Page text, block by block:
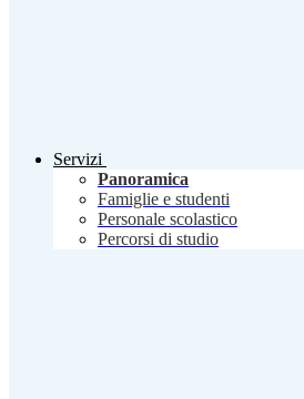
Servizi
Panoramica
Famiglie e studenti
Personale scolastico
Percorsi di studio